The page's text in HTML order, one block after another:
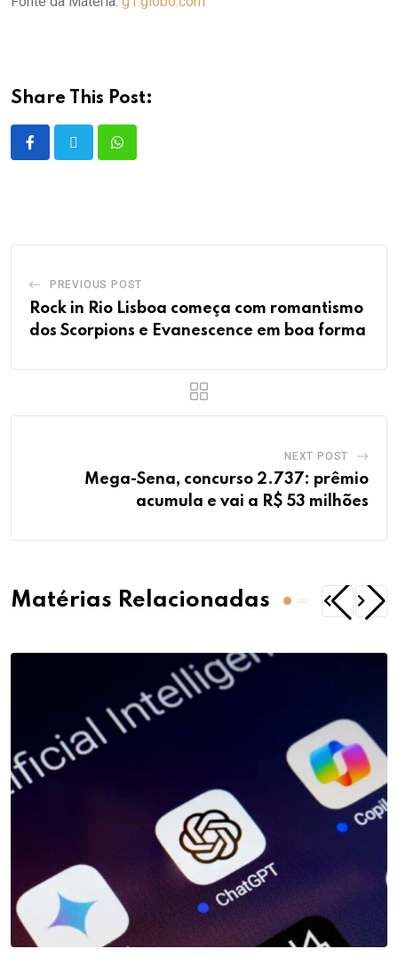
Share This Post:
PREVIOUS POST
Rock in Rio Lisboa começa com romantismo
dos Scorpions e Evanescence em boa forma
NEXT POST
Mega-Sena, concurso 2.737: prêmio
acumula e vai a R$ 53 milhões
Matérias Relacionadas